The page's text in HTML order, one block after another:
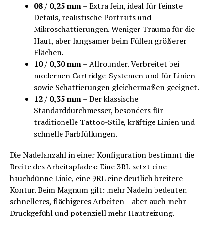
08 / 0,25 mm– Extra fein, ideal für feinste
Details, realistische Portraits und
Mikroschattierungen. Weniger Trauma für die
Haut, aber langsamer beim Füllen größerer
Flächen.
10 / 0,30 mm– Allrounder. Verbreitet bei
modernen Cartridge-Systemen und für Linien
sowie Schattierungen gleichermaßen geeignet.
12 / 0,35 mm– Der klassische
Standarddurchmesser, besonders für
traditionelle Tattoo-Stile, kräftige Linien und
schnelle Farbfüllungen.
Die Nadelanzahl in einer Konfiguration bestimmt die
Breite des Arbeitspfades: Eine 3RL setzt eine
hauchdünne Linie, eine 9RL eine deutlich breitere
Kontur. Beim Magnum gilt: mehr Nadeln bedeuten
schnelleres, flächigeres Arbeiten – aber auch mehr
Druckgefühl und potenziell mehr Hautreizung.